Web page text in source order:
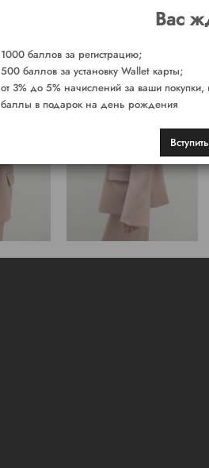
Вас
1000 баллов за регистрацию;
500 баллов за установку Wallet карты;
от 3% до 5% начислений за ваши покупки,
баллы в подарок на день рождения